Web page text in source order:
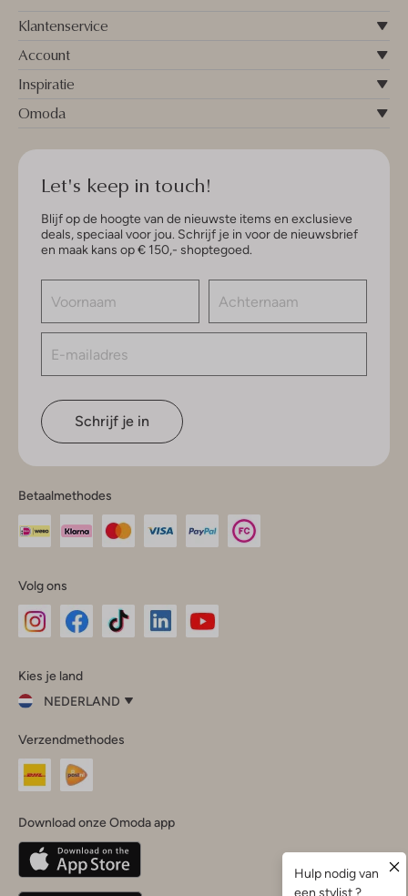
Klantenservice
Account
Inspiratie
Omoda
Let's keep in touch!
Blijf op de hoogte van de nieuwste items en exclusieve
deals, speciaal voor jou. Schrijf je in voor de nieuwsbrief
en maak kans op € 150,- shoptegoed.
Schrijf je in
Betaalmethodes
Volg ons
InstagramFacebook
Kies je land
NEDERLAND
je
land
Nederland
Belgique(Français)
Deutschland
Verzendmethodes
Download onze Omoda app